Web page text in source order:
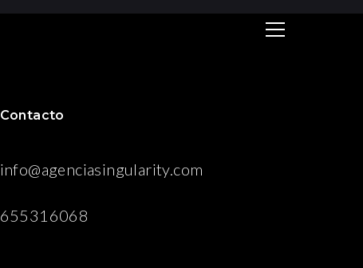
Contacto
info@agenciasingularity.com
655316068